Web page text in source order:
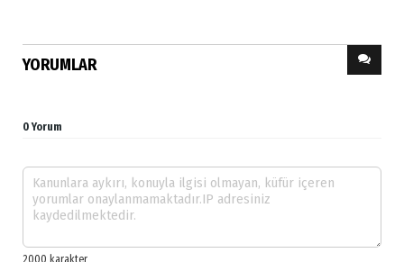
YORUMLAR
0 Yorum